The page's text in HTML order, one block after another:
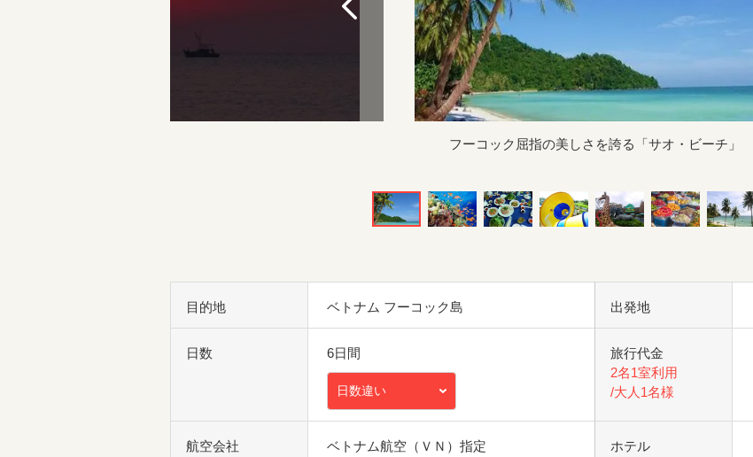
フーコック屈指の美しさを誇る「サオ・ビーチ」
目的地 ベトナム フーコック島 出発地
日数 6日間
日数違い
旅行代金
2名1室利用
/大人1名様
航空会社 ベトナム航空（ＶＮ）指定 ホテル